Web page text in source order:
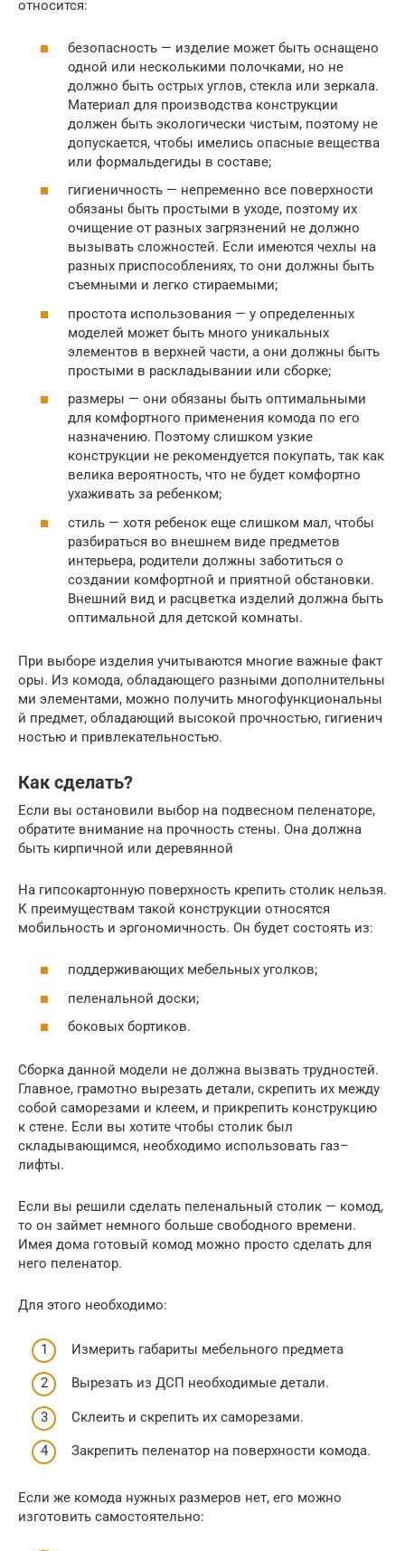
относится:
безопасность — изделие может быть оснащено
одной или несколькими полочками, но не
должно быть острых углов, стекла или зеркала.
Материал для производства конструкции
должен быть экологически чистым, поэтому не
допускается, чтобы имелись опасные вещества
или формальдегиды в составе;
гигиеничность — непременно все поверхности
обязаны быть простыми в уходе, поэтому их
очищение от разных загрязнений не должно
вызывать сложностей. Если имеются чехлы на
разных приспособлениях, то они должны быть
съемными и легко стираемыми;
простота использования — у определенных
моделей может быть много уникальных
элементов в верхней части, а они должны быть
простыми в раскладывании или сборке;
размеры — они обязаны быть оптимальными
для комфортного применения комода по его
назначению. Поэтому слишком узкие
конструкции не рекомендуется покупать, так как
велика вероятность, что не будет комфортно
ухаживать за ребенком;
стиль — хотя ребенок еще слишком мал, чтобы
разбираться во внешнем виде предметов
интерьера, родители должны заботиться о
создании комфортной и приятной обстановки.
Внешний вид и расцветка изделий должна быть
оптимальной для детской комнаты.
При выборе изделия учитываются многие важные факт
оры. Из комода, обладающего разными дополнительны
ми элементами, можно получить многофункциональны
й предмет, обладающий высокой прочностью, гигиенич
ностью и привлекательностью.
Как сделать?
Если вы остановили выбор на подвесном пеленаторе,
обратите внимание на прочность стены. Она должна
быть кирпичной или деревянной
На гипсокартонную поверхность крепить столик нельзя.
К преимуществам такой конструкции относятся
мобильность и эргономичность. Он будет состоять из:
поддерживающих мебельных уголков;
пеленальной доски;
боковых бортиков.
Сборка данной модели не должна вызвать трудностей.
Главное, грамотно вырезать детали, скрепить их между
собой саморезами и клеем, и прикрепить конструкцию
к стене. Если вы хотите чтобы столик был
складывающимся, необходимо использовать газ–
лифты.
Если вы решили сделать пеленальный столик — комод,
то он займет немного больше свободного времени.
Имея дома готовый комод можно просто сделать для
него пеленатор.
Для этого необходимо:
Измерить габариты мебельного предмета
Вырезать из ДСП необходимые детали.
Склеить и скрепить их саморезами.
Закрепить пеленатор на поверхности комода.
Если же комода нужных размеров нет, его можно
изготовить самостоятельно: